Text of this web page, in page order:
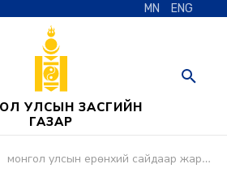
MN ENG
УЛСЫН ЗАСГИЙН
ГАЗАР
монгол улсын ерөнхий сайдаар жаргалтулгын эрдэнэбатыг томиллоо